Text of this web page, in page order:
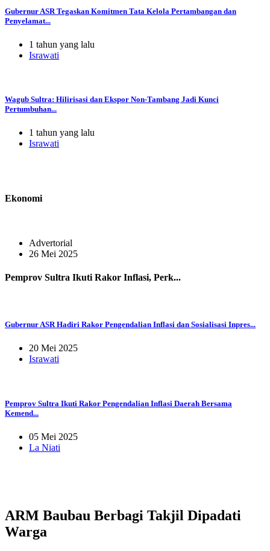
Gubernur ASR Tegaskan Komitmen Tata Kelola Pertambangan dan
Penyelamat...
1 tahun yang lalu
Israwati
Wagub Sultra: Hilirisasi dan Ekspor Non-Tambang Jadi Kunci
Pertumbuhan...
1 tahun yang lalu
Israwati
Ekonomi
Advertorial
26 Mei 2025
Pemprov Sultra Ikuti Rakor Inflasi, Perk...
Gubernur ASR Hadiri Rakor Pengendalian Inflasi dan Sosialisasi Inpres...
20 Mei 2025
Israwati
Pemprov Sultra Ikuti Rakor Pengendalian Inflasi Daerah Bersama
Kemend...
05 Mei 2025
La Niati
ARM Baubau Berbagi Takjil Dipadati
Warga